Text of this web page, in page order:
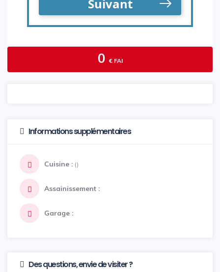
0 € FAI
Informations supplémentaires
Cuisine : ()
Assainissement :
Garage :
Des questions, envie de visiter ?